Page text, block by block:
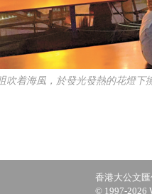
吹着海風，於發光發熱的花燈下
香港大公文
© 1997-2026